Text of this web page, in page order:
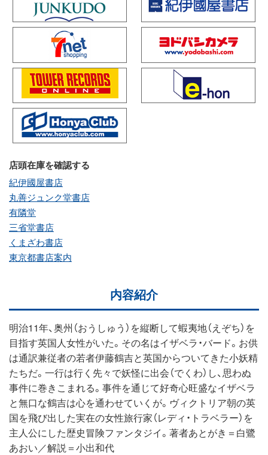
店頭在庫を確認する
紀伊國屋書店
丸善ジュンク堂書店
有隣堂
三省堂書店
くまざわ書店
東京都書店案内
内容紹介
明治11年、奥州（おうしゅう）を縦断して蝦夷地（えぞち）を
目指す英国人女性がいた。その名はイザベラ・バード。お供
は通訳兼従者の若者伊藤鶴吉と英国からついてきた小妖精
たちだ。一行は行く先々で妖怪に出会（でくわ）し、思わぬ
事件に巻きこまれる。事件を通じて好奇心旺盛なイザベラ
と無口な鶴吉は心を通わせていくが。ヴィクトリア朝の英
国を飛び出した実在の女性旅行家（レディ・トラベラー）を
主人公にした歴史冒険ファンタジイ。著者あとがき＝白鷺
あおい／解説＝小出和代